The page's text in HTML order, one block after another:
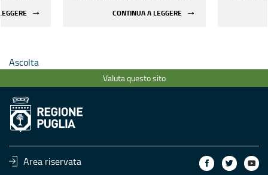
CONTINUA A LEGGERE
Ascolta
Valuta questo sito
Area riservata